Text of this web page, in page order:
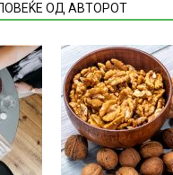
ОД АВТОРОТ